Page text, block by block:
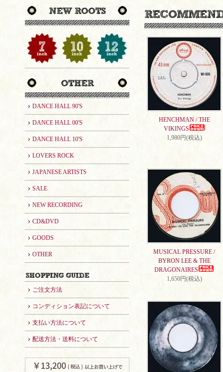
DANCE HALL 90'S
DANCE HALL 00'S
DANCE HALL 10'S
LOVERS ROCK
JAPANESE ARTISTS
SALE
NEW RECORDING
CD&DVD
GOODS
OTHER
ご注文方法
コンディション表記について
支払い方法について
配送方法・送料について
HENCHMAN / THE
VIKINGS
1,980円(税込)
MUSICAL PRESSURE /
BYRON LEE & THE
DRAGONAIRES
1,650円(税込)